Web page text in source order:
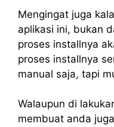
Mengingat juga
aplikasi ini, bukan
proses installnya
proses installnya
manual saja, tapi
Walaupun di
membuat anda